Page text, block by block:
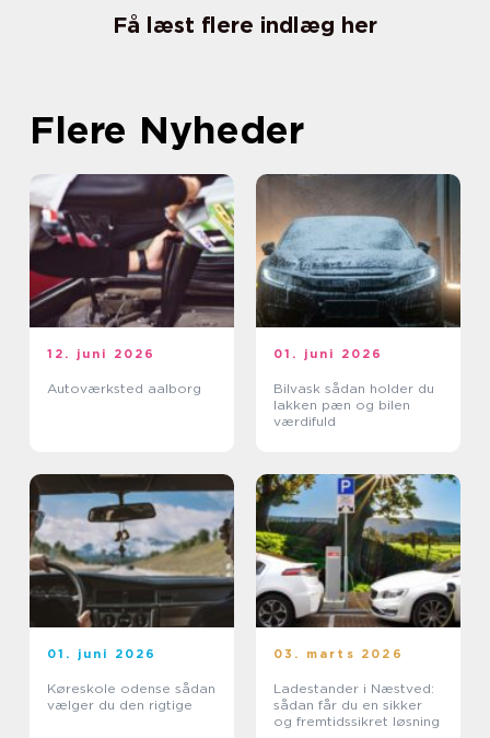
Få læst flere indlæg her
Flere Nyheder
12. juni 2026
Autoværksted aalborg
01. juni 2026
Bilvask sådan holder du
lakken pæn og bilen
værdifuld
01. juni 2026
Køreskole odense sådan
vælger du den rigtige
03. marts 2026
Ladestander i Næstved:
sådan får du en sikker
og fremtidssikret løsning